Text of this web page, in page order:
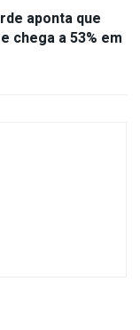
aponta que
chega a 53% em